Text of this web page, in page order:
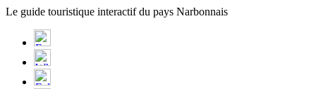
Panneau de gestion des cookies
Le guide touristique interactif du pays Narbonnais